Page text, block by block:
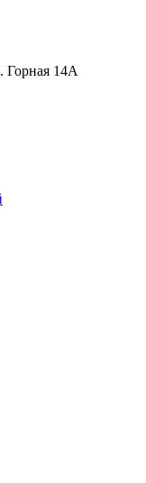
Горная 14А